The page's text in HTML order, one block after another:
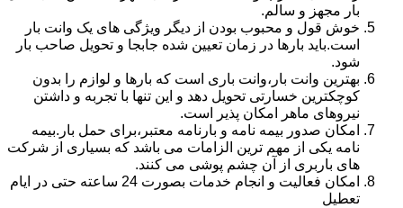
بار مجهز و سالم.
خوش قول و محبوب بودن از دیگر ویژگی های یک وانت بار
است.باید بارها در زمان تعیین شده جابجا و تحویل صاحب بار
شود.
بهترین وانت بار،وانت باری است که بارها و لوازم را بدون
کوچکترین خسارتی تحویل دهد و این تنها با تجربه و داشتن
نیروهای ماهر امکان پذیر است.
امکان صدور بیمه نامه و بارنامه معتبر،برای حمل بار.بیمه
نامه یکی از مهم ترین الزامات می باشد که بسیاری از شرکت
های باربری از آن چشم پوشی می کنند.
امکان فعالیت و انجام خدمات بصورت 24 ساعته حتی در ایام
تعطیل